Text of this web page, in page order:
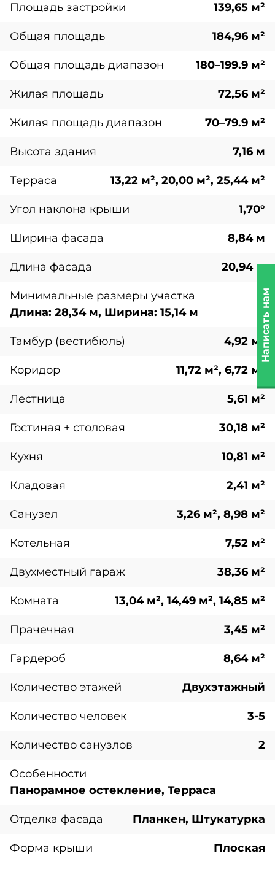
Площадь застройки 139,65 м²
Общая площадь 184,96 м²
Общая площадь диапазон 180–199.9 м²
Жилая площадь 72,56 м²
Жилая площадь диапазон 70–79.9 м²
Высота здания 7,16 м
Терраса 13,22 м², 20,00 м², 25,44 м²
Угол наклона крыши 1,70°
Ширина фасада 8,84 м
Длина фасада 20,94 м
Минимальные размеры участка
Длина: 28,34 м, Ширина: 15,14 м
Тамбур (вестибюль) 4,92 м²
Коридор 11,72 м², 6,72 м²
Лестница 5,61 м²
Гостиная + столовая 30,18 м²
Кухня 10,81 м²
Кладовая 2,41 м²
Санузел 3,26 м², 8,98 м²
Котельная 7,52 м²
Двухместный гараж 38,36 м²
Комната 13,04 м², 14,49 м², 14,85 м²
Прачечная 3,45 м²
Гардероб 8,64 м²
Количество этажей Двухэтажный
Количество человек 3-5
Количество санузлов 2
Особенности
Панорамное остекление, Терраса
Отделка фасада Планкен, Штукатурка
Форма крыши Плоская
Написать нам